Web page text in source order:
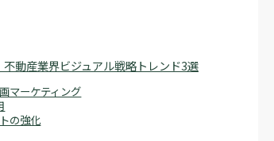
動産業界ビジュアル戦略トレンド3選
マーケティング
の強化